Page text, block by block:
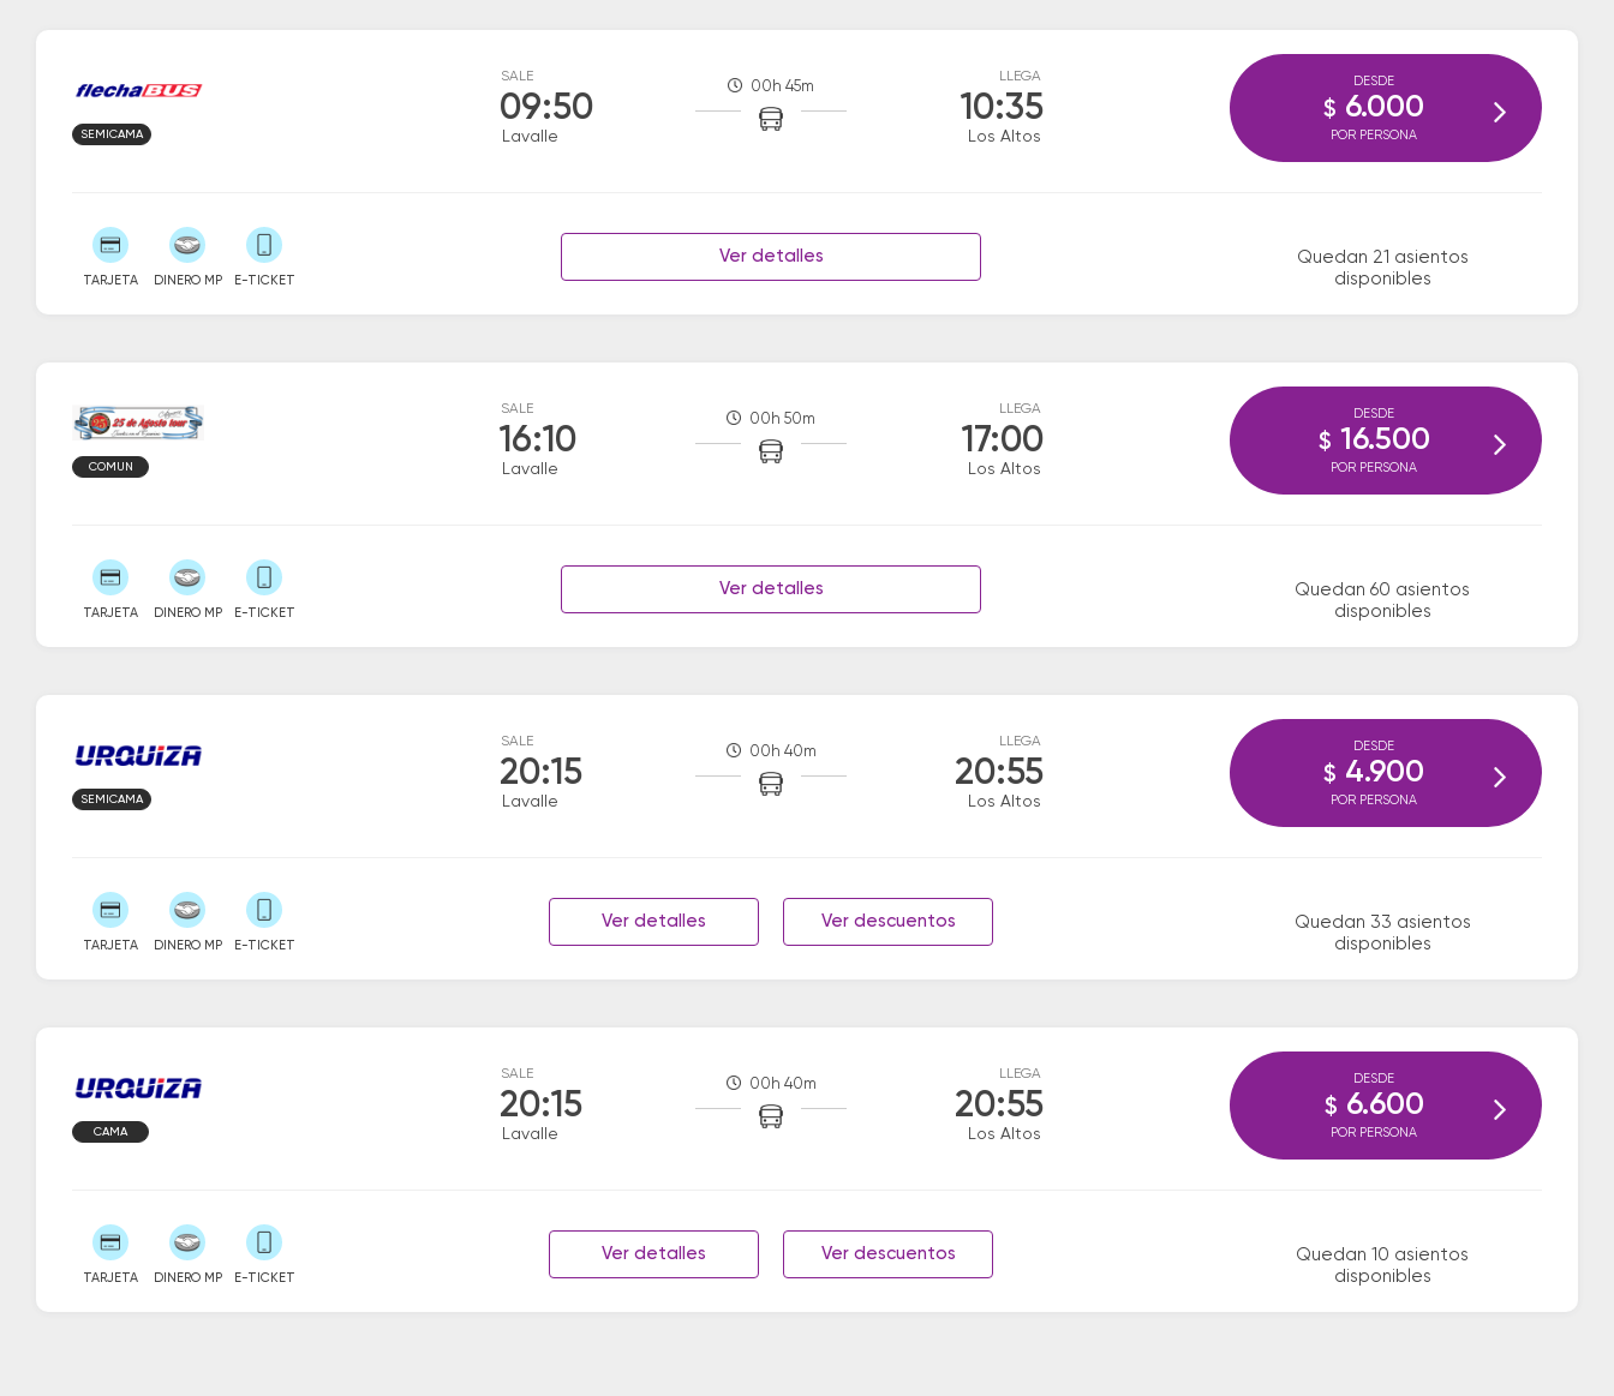
SALE
09:50
Lavalle
00h 45m
LLEGA
10:35
Los Altos
SEMICAMA
TARJETA DINERO MP E-TICKET
Ver detalles
Quedan 21 asientos
disponibles
DESDE
$ 6.000
POR PERSONA
SALE
16:10
Lavalle
00h 50m
LLEGA
17:00
Los Altos
COMUN
TARJETA DINERO MP E-TICKET
Ver detalles
Quedan 60 asientos
disponibles
DESDE
$ 16.500
POR PERSONA
SALE
20:15
Lavalle
00h 40m
LLEGA
20:55
Los Altos
SEMICAMA
TARJETA DINERO MP E-TICKET
Ver detalles Ver descuentos
Quedan 33 asientos
disponibles
DESDE
$ 4.900
POR PERSONA
SALE
20:15
Lavalle
00h 40m
LLEGA
20:55
Los Altos
CAMA
TARJETA DINERO MP E-TICKET
Ver detalles Ver descuentos
Quedan 10 asientos
disponibles
DESDE
$ 6.600
POR PERSONA